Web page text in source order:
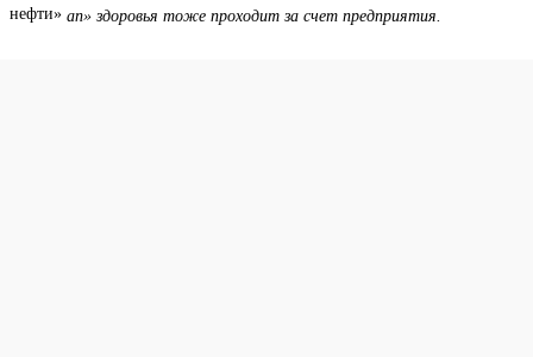
ап» здоровья тоже проходит за счет предприятия.